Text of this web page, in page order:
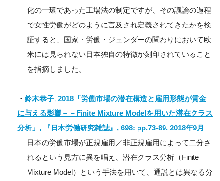
化の一環であった工場法の制定ですが、その議論の過程
で女性労働がどのように言及され定義されてきたかを検
証すると、国家・労働・ジェンダーの関わりにおいて欧
米には見られない日本独自の特徴が刻印されていること
を指摘しました。
・ 鈴木恭子, 2018「労働市場の潜在構造と雇用形態が賃金
に与える影響－－Finite Mixture Modelを用いた潜在クラス
分析」, 『日本労働研究雑誌』, 698: pp.73-89. 2018年9月
日本の労働市場が正規雇用／非正規雇用によって二分さ
れるという見方に異を唱え、潜在クラス分析（Finite
Mixture Model）という手法を用いて、通説とは異なる分